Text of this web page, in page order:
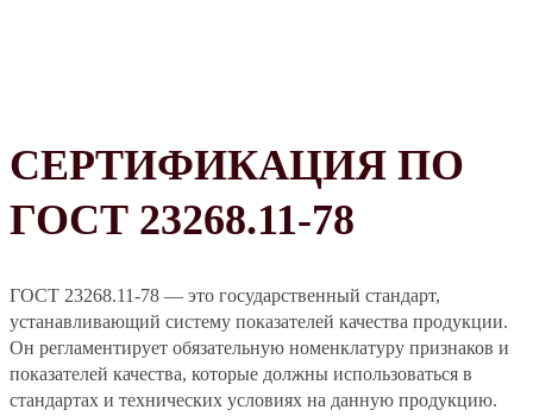
СЕРТИФИКАЦИЯ ПО
ГОСТ 23268.11-78
ГОСТ 23268.11-78 — это государственный стандарт,
устанавливающий систему показателей качества продукции.
Он регламентирует обязательную номенклатуру признаков и
показателей качества, которые должны использоваться в
стандартах и технических условиях на данную продукцию.